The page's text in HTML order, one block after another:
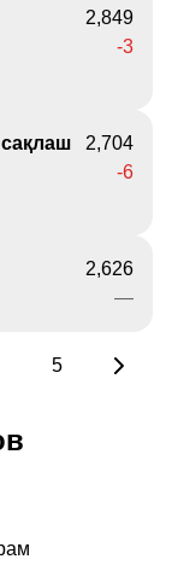
2,849
-3
2,704
-6
2,626
—
5